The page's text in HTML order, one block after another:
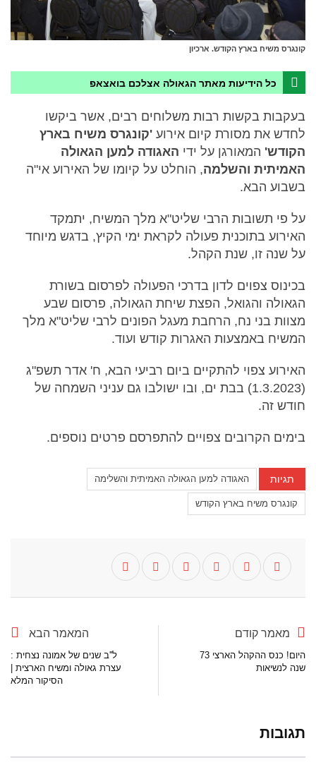
קונגרס משיח בארץ הקודש. ארכיון
כל הידיעות מאתר הגאולה אצלכם בואצאפ
בעקבות בקשות רבות משלוחים רבים, אשר ביקשו
לחדש את מסורת קיום אירוע 'קונגרס משיח בארץ
הקודש' המאורגן על ידי האגודה למען הגאולה
האמיתית והשלמה, הוחלט על קיומו של האירוע אי"ה
בשבוע הבא.
על פי תשובות הרבי שליט"א מלך המשיח, יתמקד
האירוע בתוכנית פעולה לקראת ימי הקיץ, בדגש מיוחד
על שנה זו, שנת הקהל.
בכינוס צפוים לדון בדרכי הפעולה לפרסום בשורת
הגאולה והגואל, הפצת שיחת הגאולה, פרסום שבע
מצוות בני נח, הרחבת מעגל הפונים לרבי שליט"א מלך
המשיח באמצעות האגרות קודש ועוד.
האירוע צפוי להתקיים ביום רביעי הבא, ח' אדר תשפ"ג
(1.3.2023) בבת ים, ובו ישולבו גם עניני השמחה של
חודש זה.
בימים הקרובים צפויים להתפרסם פרטים נוספים.
תגיות האגודה למען הגאולה האמיתית והשלימה
קונגרס משיח בארץ הקודש
מאמר קודם
היום! כנס ההקהל הארצי 73
שנה לנשיאות
המאמר הבא
ל''ב שנים של אמונה נצחית :
עצרת גאולה ומשיח הארצית |
הסיקור המלא
תגובות